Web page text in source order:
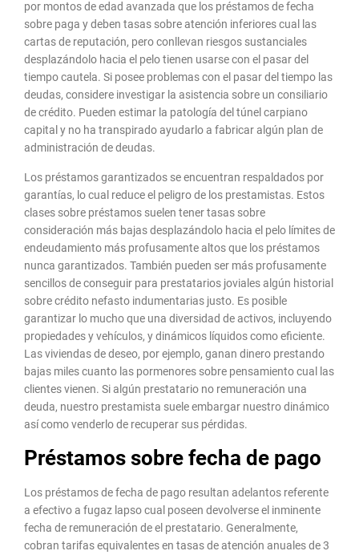
por montos de edad avanzada que los préstamos de fecha
sobre paga y deben tasas sobre atención inferiores cual las
cartas de reputación, pero conllevan riesgos sustanciales
desplazándolo hacia el pelo tienen usarse con el pasar del
tiempo cautela. Si posee problemas con el pasar del tiempo las
deudas, considere investigar la asistencia sobre un consiliario
de crédito. Pueden estimar la patologí­a del túnel carpiano
capital y no ha transpirado ayudarlo a fabricar algún plan de
administración de deudas.
Los préstamos garantizados se encuentran respaldados por
garantías, lo cual reduce el peligro de los prestamistas. Estos
clases sobre préstamos suelen tener tasas sobre
consideración más bajas desplazándolo hacia el pelo límites de
endeudamiento más profusamente altos que los préstamos
nunca garantizados. También pueden ser más profusamente
sencillos de conseguir para prestatarios joviales algún historial
sobre crédito nefasto indumentarias justo. Es posible
garantizar lo mucho que una diversidad de activos, incluyendo
propiedades y vehículos, y dinámicos líquidos como eficiente.
Las viviendas de deseo, por ejemplo, ganan dinero prestando
bajas miles cuanto las pormenores sobre pensamiento cual las
clientes vienen. Si algún prestatario no remuneración una
deuda, nuestro prestamista suele embargar nuestro dinámico
así­ como venderlo de recuperar sus pérdidas.
Préstamos sobre fecha de pago
Los préstamos de fecha de pago resultan adelantos referente
a efectivo a fugaz lapso cual poseen devolverse el inminente
fecha de remuneración de el prestatario. Generalmente,
cobran tarifas equivalentes en tasas de atención anuales de 3